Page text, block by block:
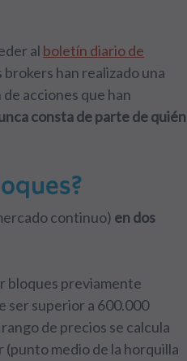
al boletín diario de
han realizado una
acciones que han
consta de parte de quién
continuo) en dos
bloques previamente
ser superior a 600.000
de precios se calcula
(punto medio de la horquilla